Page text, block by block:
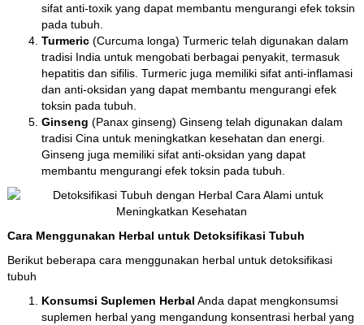
sifat anti-toxik yang dapat membantu mengurangi efek toksin
pada tubuh.
Turmeric(Curcuma longa) Turmeric telah digunakan dalam
tradisi India untuk mengobati berbagai penyakit, termasuk
hepatitis dan sifilis. Turmeric juga memiliki sifat anti-inflamasi
dan anti-oksidan yang dapat membantu mengurangi efek
toksin pada tubuh.
Ginseng (Panax ginseng) Ginseng telah digunakan dalam
tradisi Cina untuk meningkatkan kesehatan dan energi.
Ginseng juga memiliki sifat anti-oksidan yang dapat
membantu mengurangi efek toksin pada tubuh.
Cara Menggunakan Herbal untuk Detoksifikasi Tubuh
Berikut beberapa cara menggunakan herbal untuk detoksifikasi
tubuh
Konsumsi Suplemen Herbal Anda dapat mengkonsumsi
suplemen herbal yang mengandung konsentrasi herbal yang